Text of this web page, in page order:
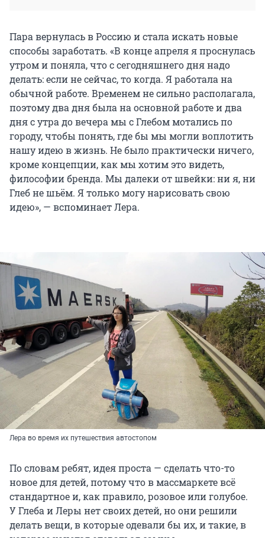
Пара вернулась в Россию и стала искать новые
способы заработать. «В конце апреля я проснулась
утром и поняла, что с сегодняшнего дня надо
делать: если не сейчас, то когда. Я работала на
обычной работе. Временем не сильно располагала,
поэтому два дня была на основной работе и два
дня с утра до вечера мы с Глебом мотались по
городу, чтобы понять, где бы мы могли воплотить
нашу идею в жизнь. Не было практически ничего,
кроме концепции, как мы хотим это видеть,
философии бренда. Мы далеки от швейки: ни я, ни
Глеб не шьём. Я только могу нарисовать свою
идею», — вспоминает Лера.
Лера во время их путешествия автостопом
По словам ребят, идея проста — сделать что-то
новое для детей, потому что в массмаркете всё
стандартное и, как правило, розовое или голубое.
У Глеба и Леры нет своих детей, но они решили
делать вещи, в которые одевали бы их, и такие, в